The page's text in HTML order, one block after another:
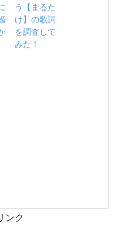
う【まるた
け】の歌詞
を調査して
みた！
ンク